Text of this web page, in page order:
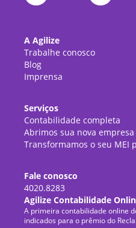
A Agilize
Trabalhe conosco
Blog
Imprensa
Serviços
Contabilidade completa
Abrimos sua nova empresa
Transformamos o seu MEI
Fale conosco
4020.8283
Agilize Contabilidade
A primeira contabilidade online
indicados para o prêmio do